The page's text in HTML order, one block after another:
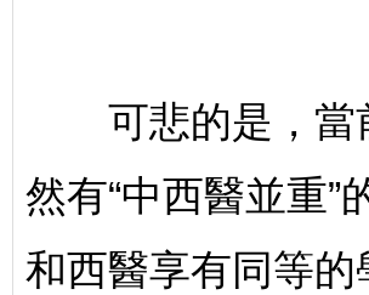
可悲的是，當
然有“中西醫並重
和西醫享有同等